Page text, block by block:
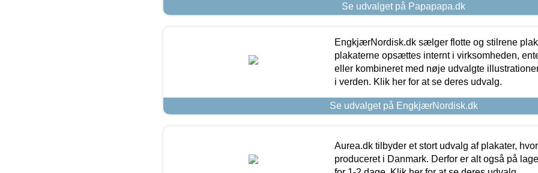
Se udvalget på Papapapa.dk
EngkjærNordisk.dk sælger flotte og stilrene
plakaterne opsættes internt i virksomheden,
eller kombineret med nøje udvalgte
i verden. Klik her for at se deres udvalg.
Se udvalget på EngkjærNordisk.dk
Aurea.dk tilbyder et stort udvalg af plakater,
produceret i Danmark. Derfor er alt også på